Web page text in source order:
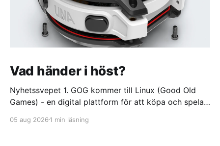
Vad händer i höst?
Nyhetssvepet 1. GOG kommer till Linux (Good Old
Games) - en digital plattform för att köpa och spela
coming-to-linux/ 2. DuckDuckGo börjar sälja dumma
05 aug 2026 1 min läsning